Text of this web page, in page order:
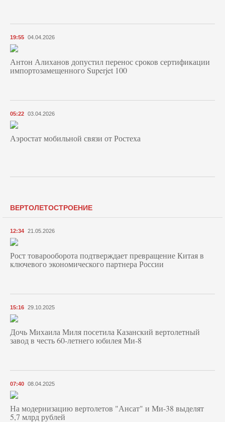
19:55 04.04.2026
Антон Алиханов допустил перенос сроков сертификации
импортозамещенного Superjet 100
05:22 03.04.2026
Аэростат мобильной связи от Ростеха
ВЕРТОЛЕТОСТРОЕНИЕ
12:34 21.05.2026
Рост товарооборота подтверждает превращение Китая в
ключевого экономического партнера России
15:16 29.10.2025
Дочь Михаила Миля посетила Казанский вертолетный
завод в честь 60-летнего юбилея Ми-8
07:40 08.04.2025
На модернизацию вертолетов "Ансат" и Ми-38 выделят
5,7 млрд рублей